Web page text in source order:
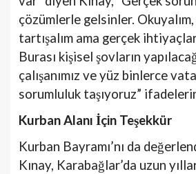
çözümlerle gelsinler. Okuyalım,
tartışalım ama gerçek
Burası kişisel şovların
çalışanımız ve yüz binlerce
sorumluluk taşıyoruz”
Kurban Alanı İçin Teşekkür
Kurban Bayramı’nı da
Kınay, Karabağlar’da uzun